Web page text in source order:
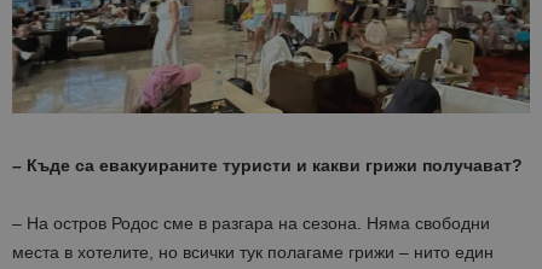
– Къде са евакуираните туристи и какви грижи получават?
– На остров Родос сме в разгара на сезона. Няма свободни
места в хотелите, но всички тук полагаме грижи – нито един